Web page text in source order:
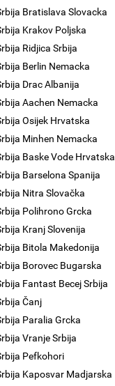
Bratislava Slovacka
Krakov Poljska
Ridjica Srbija
Berlin Nemacka
Drac Albanija
Aachen Nemacka
Osijek Hrvatska
Minhen Nemacka
Baske Vode Hrvatska
Barselona Spanija
Nitra Slovačka
Polihrono Grcka
Kranj Slovenija
Bitola Makedonija
Borovec Bugarska
Fantast Becej Srbija
Čanj
Paralia Grcka
Vranje Srbija
Pefkohori
Kaposvar Madjarska